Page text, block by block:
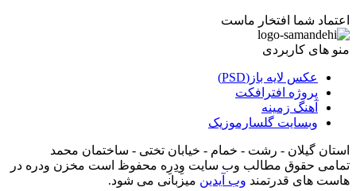
اعتماد شما افتخار ماست
منو های کاربردی
عکس لایه باز(PSD)
پروژه افترافکت
آهنگ زمینه
وبسایت گلسارموزیک
استان گیلان - رشت - خمام - خیابان تختی - ساختمان محمد
تمامی حقوق مطالب وب سایت وِدِرِه محفوظ است مخزن ودره در
هاست های قدرتمند وب آیدین میزبانی می شود.